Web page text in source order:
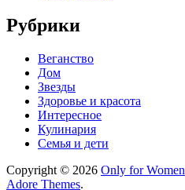
Рубрики
Веганство
Дом
Звезды
Здоровье и красота
Интересное
Кулинария
Семья и дети
Copyright © 2026 Only for Women
Adore Themes.